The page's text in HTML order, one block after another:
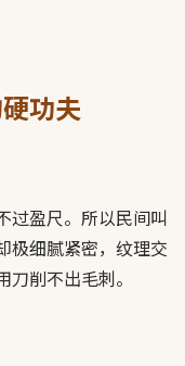
功夫
过盈尺。所以民间叫
细腻紧密，纹理交
削不出毛刺。